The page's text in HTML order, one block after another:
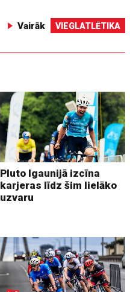
Vairāk VIEGLATLĒTIKA
Pluto Igaunijā izcīna
karjeras līdz šim lielāko
uzvaru